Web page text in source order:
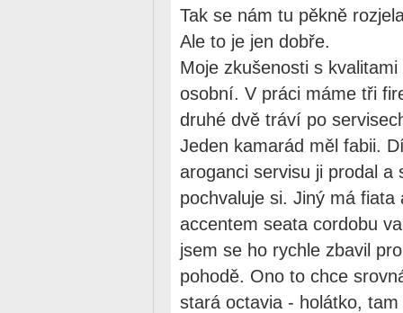
Tak se nám tu pěkně
Ale to je jen dobře.
Moje zkušenosti s
osobní. V práci máme tři
druhé dvě tráví po
Jeden kamarád měl fabii.
aroganci servisu ji prodal a
pochvaluje si. Jiný má
accentem seata cordobu
jsem se ho rychle zbavil
pohodě. Ono to chce
stará octavia - holátko,